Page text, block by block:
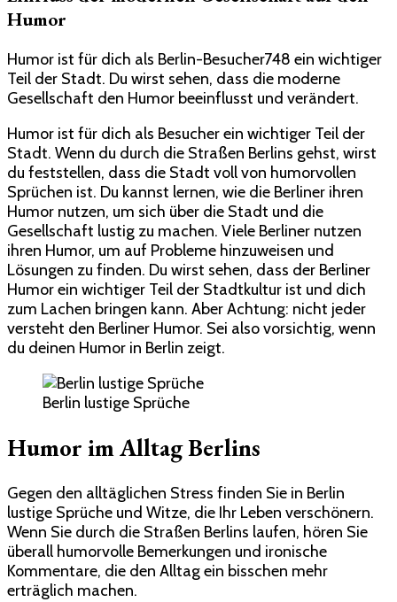
Humor
Humor ist für dich als Berlin-Besucher748 ein wichtiger
Teil der Stadt. Du wirst sehen, dass die moderne
Gesellschaft den Humor beeinflusst und verändert.
Humor ist für dich als Besucher ein wichtiger Teil der
Stadt. Wenn du durch die Straßen Berlins gehst, wirst
du feststellen, dass die Stadt voll von humorvollen
Sprüchen ist. Du kannst lernen, wie die Berliner ihren
Humor nutzen, um sich über die Stadt und die
Gesellschaft lustig zu machen. Viele Berliner nutzen
ihren Humor, um auf Probleme hinzuweisen und
Lösungen zu finden. Du wirst sehen, dass der Berliner
Humor ein wichtiger Teil der Stadtkultur ist und dich
zum Lachen bringen kann. Aber Achtung: nicht jeder
versteht den Berliner Humor. Sei also vorsichtig, wenn
du deinen Humor in Berlin zeigt.
Berlin lustige Sprüche
Humor im Alltag Berlins
Gegen den alltäglichen Stress finden Sie in Berlin
lustige Sprüche und Witze, die Ihr Leben verschönern.
Wenn Sie durch die Straßen Berlins laufen, hören Sie
überall humorvolle Bemerkungen und ironische
Kommentare, die den Alltag ein bisschen mehr
erträglich machen.